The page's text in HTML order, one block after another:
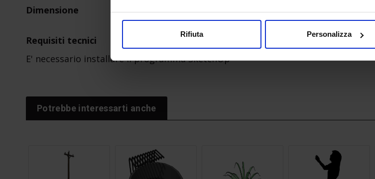
Rifiuta Personalizza
Dimensione
Requisiti tecnici
E' necessario installare il programma SketchUp
Potrebbe interessarti anche